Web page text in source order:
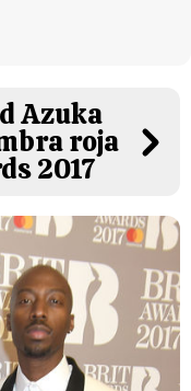
Azuka
roja
2017